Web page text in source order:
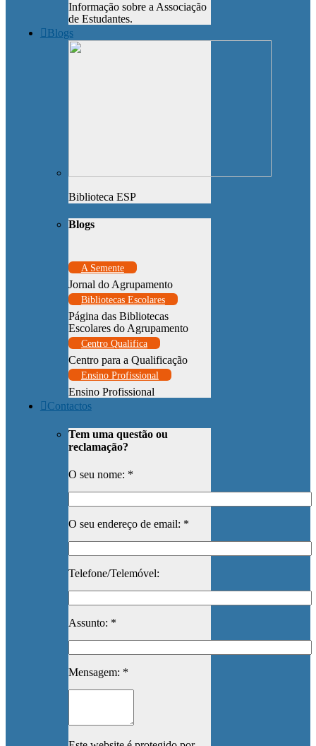
Informação sobre a Associação
de Estudantes.
Blogs
Biblioteca ESP
Blogs
A Semente
Jornal do Agrupamento
Bibliotecas Escolares
Página das Bibliotecas
Escolares do Agrupamento
Centro Qualifica
Centro para a Qualificação
Ensino Profissional
Ensino Profissional
Contactos
Tem uma questão ou
reclamação?
O seu nome: *
O seu endereço de email: *
Telefone/Telemóvel:
Assunto: *
Mensagem: *